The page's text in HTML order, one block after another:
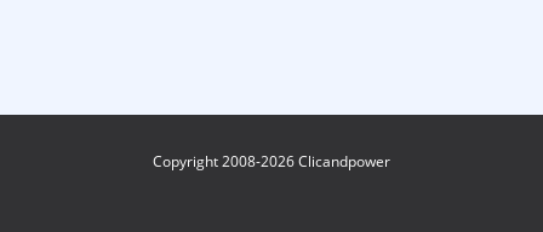
Copyright 2008-2026 Clicandpower